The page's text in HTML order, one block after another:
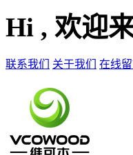
Hi , 欢迎
联系我们 关于我们 在线